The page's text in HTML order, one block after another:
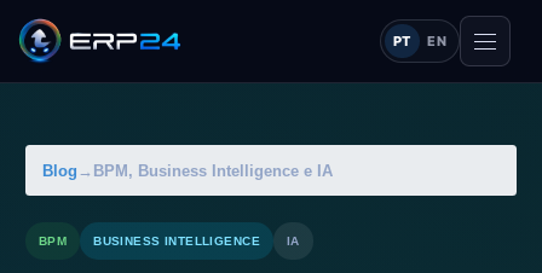
PT EN
Blog → BPM, Business Intelligence e IA
BPM BUSINESS INTELLIGENCE IA